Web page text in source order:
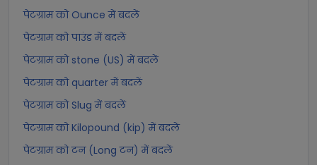
पेटग्राम को Ounce में बदलें
पेटग्राम को पाउंड में बदलें
पेटग्राम को stone (US) में बदलें
पेटग्राम को quarter में बदलें
पेटग्राम को Slug में बदलें
पेटग्राम को Kilopound (kip) में बदलें
पेटग्राम को टन (Long टन) में बदलें